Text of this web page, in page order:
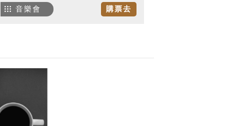
購票去
音樂會